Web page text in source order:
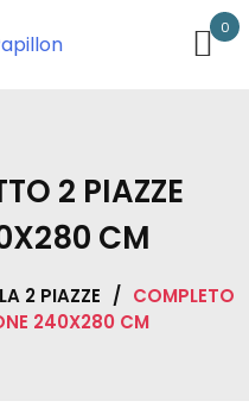
0
2 PIAZZE
CM
2 PIAZZE / COMPLETO
240X280 CM